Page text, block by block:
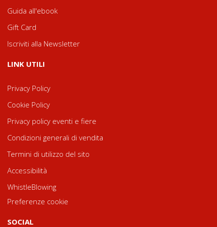
Guida all'ebook
Gift Card
Iscriviti alla Newsletter
LINK UTILI
Privacy Policy
Cookie Policy
Privacy policy eventi e fiere
Condizioni generali di vendita
Termini di utilizzo del sito
Accessibilità
WhistleBlowing
Preferenze cookie
SOCIAL